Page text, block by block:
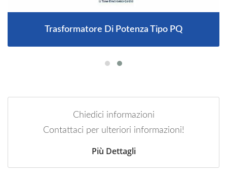
Trasformatore Di Potenza Tipo PQ
Chiedici informazioni
Contattaci per ulteriori informazioni!
Più Dettagli